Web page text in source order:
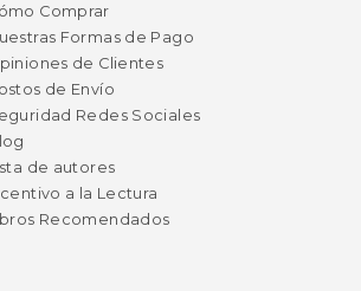
Comprar
Formas de Pago
de Clientes
de Envío
Redes Sociales
de autores
a la Lectura
Recomendados